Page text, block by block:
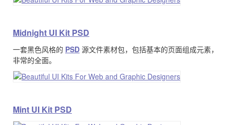
Midnight UI Kit PSD
一套黑色风格的 PSD 源文件素材包，包括基本的页面组成元素，
非常的全面。
Mint UI Kit PSD